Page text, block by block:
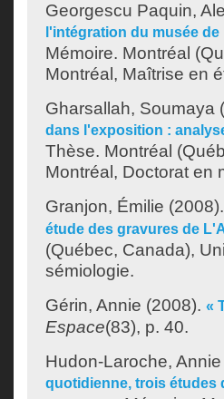
Georgescu Paquin,
l'intégration du musée
Mémoire. Montréal
Montréal, Maîtrise en
Gharsallah, Soumaya
dans l'exposition :
Thèse. Montréal
Montréal, Doctorat en
Granjon, Émilie (2008).
étude des gravures de
(Québec, Canada),
sémiologie.
Gérin, Annie (2008). «
Espace(83), p. 40.
Hudon-Laroche, Annie
quotidienne, trois études